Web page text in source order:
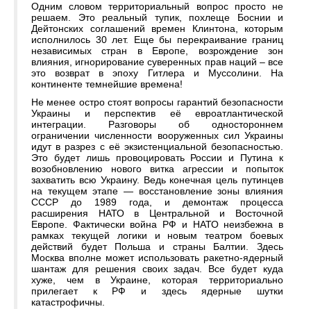
Одним словом территориальный вопрос просто не
решаем. Это реальный тупик, похлеще Боснии и
Дейтонских соглашений времен Клинтона, которым
исполнилось 30 лет. Еще бы перекраивание границ
независимых стран в Европе, возрождение зон
влияния, игнорирование суверенных прав наций – все
это возврат в эпоху Гитлера и Муссолини. На
континенте темнейшие времена!
Не менее остро стоят вопросы гарантий безопасности
Украины и перспектив её евроатлантической
интеграции. Разговоры об одностороннем
ограничении численности вооруженных сил Украины
идут в разрез с её экзистенциальной безопасностью.
Это будет лишь провоцировать России и Путина к
возобновлению нового витка агрессии и попыток
захватить всю Украину. Ведь конечная цель путинцев
на текущем этапе — восстановление зоны влияния
СССР до 1989 года, и демонтаж процесса
расширения НАТО в Центральной и Восточной
Европе. Фактически война РФ и НАТО неизбежна в
рамках текущей логики и новым театром боевых
действий будет Польша и страны Балтии. Здесь
Москва вполне может использовать ракетно-ядерный
шантаж для решения своих задач. Все будет куда
хуже, чем в Украине, которая территориально
прилегает к РФ и здесь ядерные шутки
катастрофичны.